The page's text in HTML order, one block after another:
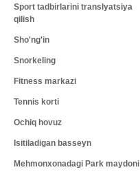
Sport tadbirlarini translyatsiya
qilish
Sho'ng'in
Snorkeling
Fitness markazi
Tennis korti
Ochiq hovuz
Isitiladigan basseyn
Mehmonxonadagi Park maydoni